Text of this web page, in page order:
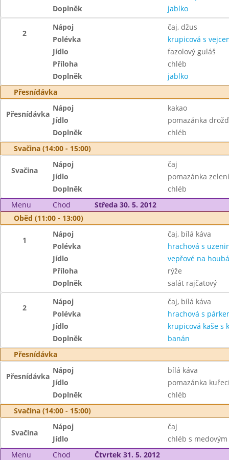
Doplněk
jablko
2
Nápoj
čaj, džus
Polévka
krupicová s
Jídlo
fazolový guláš
Příloha
chléb
Doplněk
jablko
Přesnídávka
Přesnídávka
Nápoj
kakao
Jídlo
pomazánka
Doplněk
chléb
Svačina (14:00 - 15:00)
Svačina
Nápoj
čaj
Jídlo
pomazánka
Doplněk
chléb
Menu
Chod
Středa 30. 5. 2012
Oběd (11:00 - 13:00)
1
Nápoj
čaj, bílá káva
Polévka
hrachová s
Jídlo
vepřové na
Příloha
rýže
Doplněk
salát rajčatový
2
Nápoj
čaj, bílá káva
Polévka
hrachová s
Jídlo
krupicová kaše s
Doplněk
banán
Přesnídávka
Přesnídávka
Nápoj
bílá káva
Jídlo
pomazánka
Doplněk
chléb
Svačina (14:00 - 15:00)
Svačina
Nápoj
čaj
Jídlo
chléb s
Menu
Chod
Čtvrtek 31. 5. 2012